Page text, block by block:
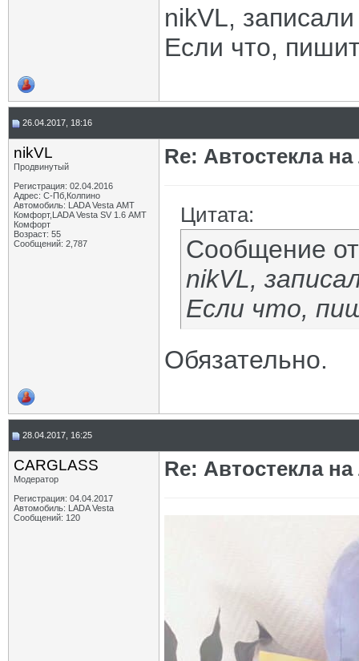
nikVL,
Если что,
26.04.2017, 18:16
nikVL
Продвинутый
Регистрация: 02.04.2016
Адрес: С-Пб,Колпино
Автомобиль: LADA Vesta АМТ
Комфорт,LADA Vesta SV 1.6 АМТ
Комфорт
Возраст: 55
Сообщений: 2,787
Re: Автостекла
Цитата:
Сообщение
nikVL,
Если что,
Обязательно.
28.04.2017, 16:25
CARGLASS
Модератор
Регистрация: 04.04.2017
Автомобиль: LADA Vesta
Сообщений: 120
Re: Автостекла